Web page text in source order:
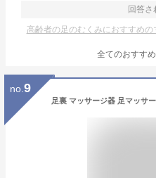
回答さ
高齢者の足のむくみにおすすめ
全てのおすす
no. 9